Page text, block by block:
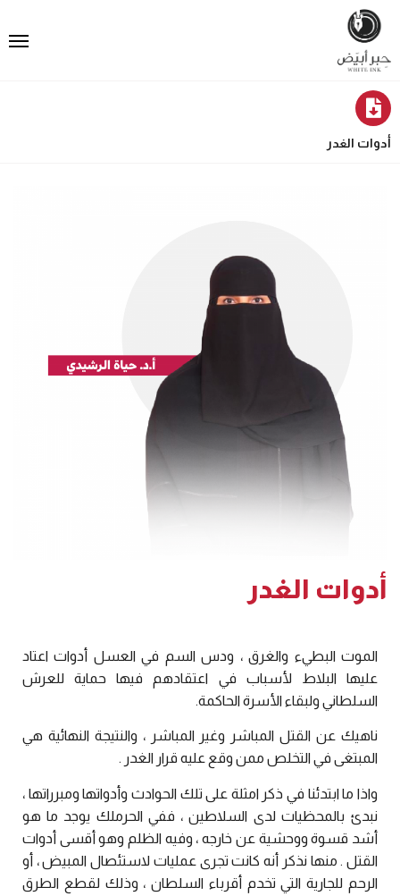
أدوات الغدر
أدوات الغدر
الموت البطيء والغرق ، ودس السم في العسل أدوات اعتاد
عليها البلاط لأسباب في اعتقادهم فيها حماية للعرش
السلطاني ولبقاء الأسرة الحاكمة.
ناهيك عن القتل المباشر وغير المباشر ، والنتيجة النهائية هي
المبتغى في التخلص ممن وقع عليه قرار الغدر .
واذا ما ابتدئنا في ذكر امثلة على تلك الحوادث وأدواتها ومبرراتها ،
نبدئ بالمحظيات لدى السلاطين ، ففي الحرملك يوجد ما هو
أشد قسوة ووحشية عن خارجه ، وفيه الظلم وهو أقسى أدوات
القتل . منها نذكر أنه كانت تجرى عمليات لاستئصال المبيض ، أو
الرحم للجارية التي تخدم أقرباء السلطان ، وذلك لقطع الطرق